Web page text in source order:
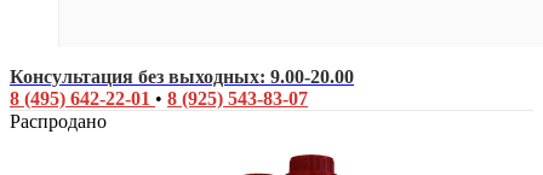
Консультация без выходных: 9.00-20.00
8 (495) 642-22-01 • 8 (925) 543-83-07
Распродано